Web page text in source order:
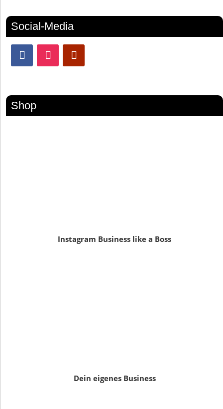
Social-Media
Shop
Instagram Business like a Boss
Dein eigenes Business